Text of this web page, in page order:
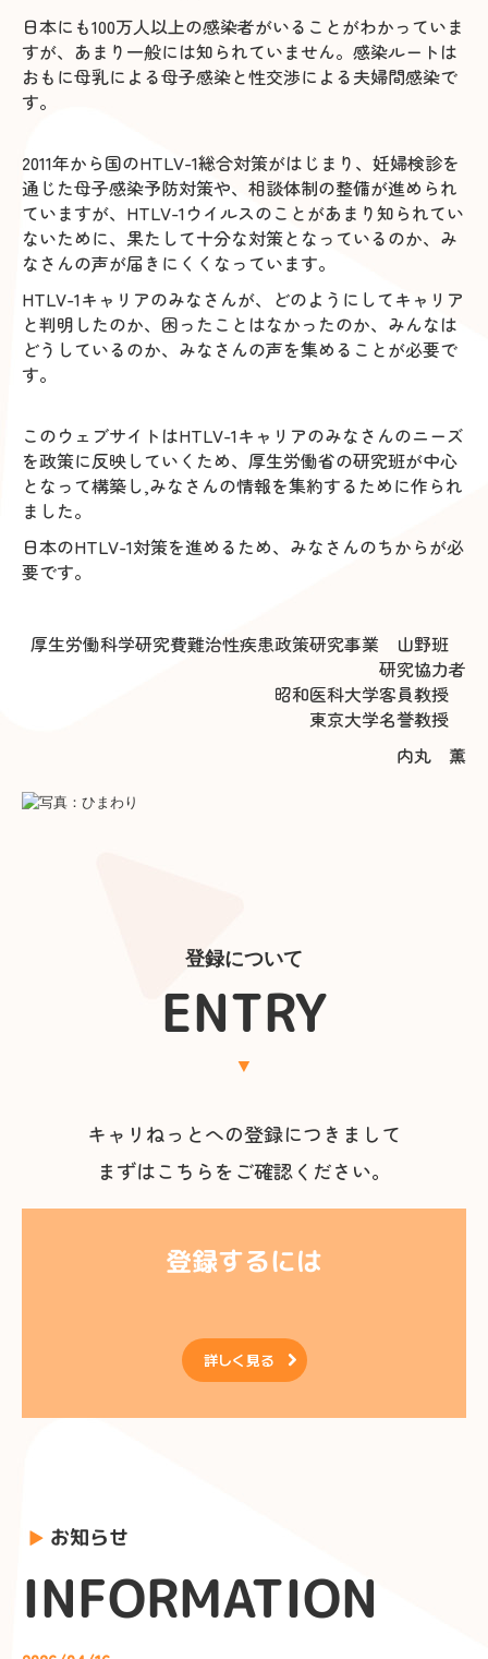
日本にも100万人以上の感染者がいることがわかっていま
すが、あまり一般には知られていません。感染ルートは
おもに母乳による母子感染と性交渉による夫婦間感染で
す。
2011年から国のHTLV-1総合対策がはじまり、妊婦検診を
通じた母子感染予防対策や、相談体制の整備が進められ
ていますが、HTLV-1ウイルスのことがあまり知られてい
ないために、果たして十分な対策となっているのか、み
なさんの声が届きにくくなっています。
HTLV-1キャリアのみなさんが、どのようにしてキャリア
と判明したのか、困ったことはなかったのか、みんなは
どうしているのか、みなさんの声を集めることが必要で
す。
このウェブサイトはHTLV-1キャリアのみなさんのニーズ
を政策に反映していくため、厚生労働省の研究班が中心
となって構築し,みなさんの情報を集約するために作られ
ました。
日本のHTLV-1対策を進めるため、みなさんのちからが必
要です。
厚生労働科学研究費難治性疾患政策研究事業 山野班
研究協力者
昭和医科大学客員教授
東京大学名誉教授
内丸 薫
登録について
ENTRY
▼
キャリねっとへの登録につきまして
まずはこちらをご確認ください。
登録するには
詳しく見る
▶ お知らせ
INFORMATION